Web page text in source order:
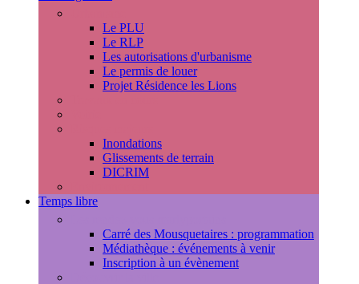
Le PLU
Le RLP
Les autorisations d'urbanisme
Le permis de louer
Projet Résidence les Lions
Inondations
Glissements de terrain
DICRIM
Temps libre
Carré des Mousquetaires : programmation
Médiathèque : événements à venir
Inscription à un évènement